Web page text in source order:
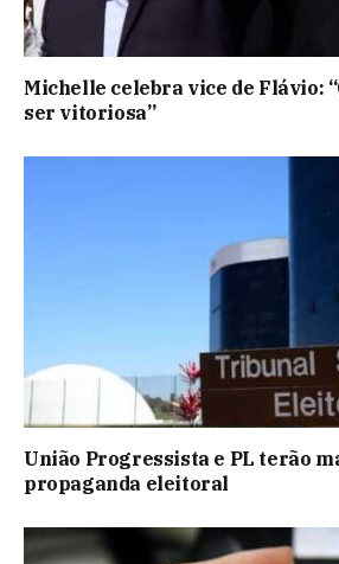
Michelle celebra vice de Flávio:
ser vitoriosa”
União Progressista e PL terão
propaganda eleitoral